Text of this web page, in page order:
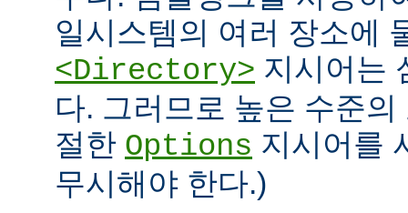
일시스템의 여러 장소에
<Directory> 지시어는
다. 그러므로 높은 수준
절한 Options 지시어를
무시해야 한다.)